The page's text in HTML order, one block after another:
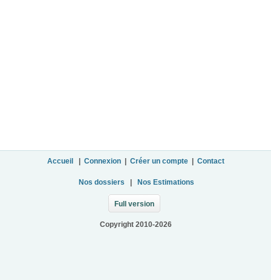
Accueil Connexion| Créer un compte| Contact
Nos dossiers Nos Estimations
Full version
Copyright 2010-2026